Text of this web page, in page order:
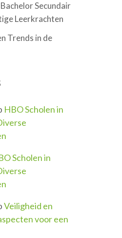
Secundair
Leerkrachten
Trends in de
HBO Scholen in
Scholen in
Veiligheid en
voor een